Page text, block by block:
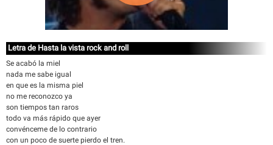
Letra de Hasta la vista rock and roll
Se acabó la miel
nada me sabe igual
en que es la misma piel
no me reconozco ya
son tiempos tan raros
todo va más rápido que ayer
convénceme de lo contrario
con un poco de suerte pierdo el tren.